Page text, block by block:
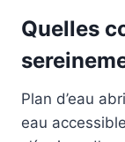
Quelles
Plan d’eau
eau